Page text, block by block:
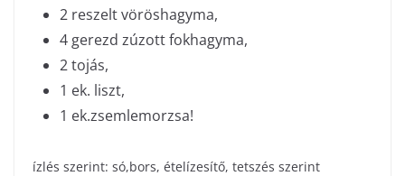
2 reszelt vöröshagyma,
4 gerezd zúzott fokhagyma,
2 tojás,
1 ek. liszt,
1 ek.zsemlemorzsa!
ízlés szerint: só,bors, ételízesítő, tetszés szerint